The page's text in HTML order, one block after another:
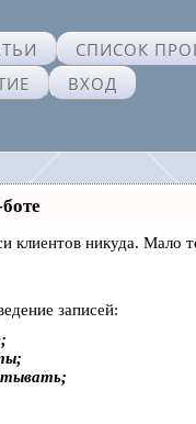
СПИСОК
ВХОД
клиентов никуда.
записей: